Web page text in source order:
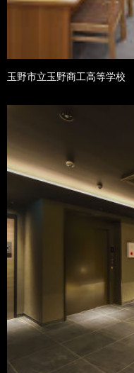
玉野市立玉野商工高等学校